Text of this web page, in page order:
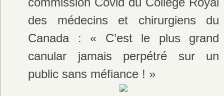
des médecins et chirurgiens du
Canada : « C’est le plus grand
canular jamais perpétré sur un
public sans méfiance ! »